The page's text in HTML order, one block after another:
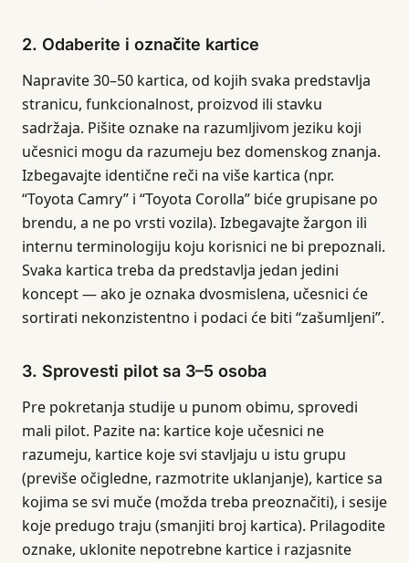
2. Odaberite i označite kartice
Napravite 30–50 kartica, od kojih svaka predstavlja
stranicu, funkcionalnost, proizvod ili stavku
sadržaja. Pišite oznake na razumljivom jeziku koji
učesnici mogu da razumeju bez domenskog znanja.
Izbegavajte identične reči na više kartica (npr.
“Toyota Camry” i “Toyota Corolla” biće grupisane po
brendu, a ne po vrsti vozila). Izbegavajte žargon ili
internu terminologiju koju korisnici ne bi prepoznali.
Svaka kartica treba da predstavlja jedan jedini
koncept — ako je oznaka dvosmislena, učesnici će
sortirati nekonzistentno i podaci će biti “zašumljeni”.
3. Sprovesti pilot sa 3–5 osoba
Pre pokretanja studije u punom obimu, sprovedi
mali pilot. Pazite na: kartice koje učesnici ne
razumeju, kartice koje svi stavljaju u istu grupu
(previše očigledne, razmotrite uklanjanje), kartice sa
kojima se svi muče (možda treba preoznačiti), i sesije
koje predugo traju (smanjiti broj kartica). Prilagodite
oznake, uklonite nepotrebne kartice i razjasnite